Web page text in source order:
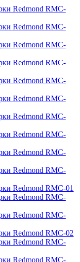
Redmond RMC-
Redmond RMC-
Redmond RMC-
Redmond RMC-
Redmond RMC-
Redmond RMC-
Redmond RMC-
Redmond RMC-
Redmond RMC-
Redmond RMC-
Redmond RMC-01
Redmond RMC-
Redmond RMC-
Redmond RMC-02
Redmond RMC-
Redmond RMC-